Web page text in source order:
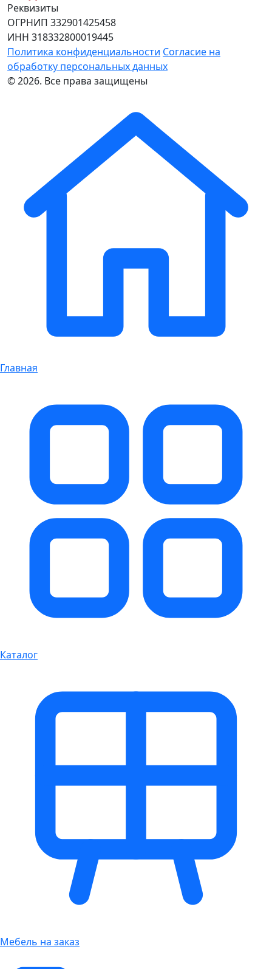
Реквизиты
ОГРНИП 332901425458
ИНН 318332800019445
Политика конфиденциальности Согласие на
обработку персональных данных
© 2026. Все права защищены
Главная
Каталог
Мебель на заказ